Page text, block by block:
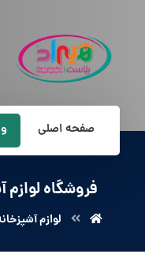
صفحه اصلی
فروشگاه
لوازم